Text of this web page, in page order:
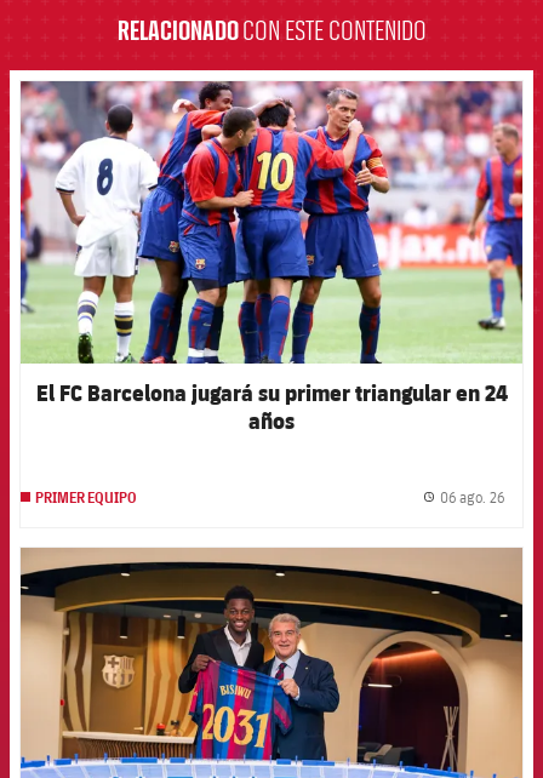
RELACIONADOCON ESTE CONTENIDO
FCB Barcelona badge
El FC Barcelona jugará su primer triangular en 24
años
PRIMER EQUIPO 06 ago. 26